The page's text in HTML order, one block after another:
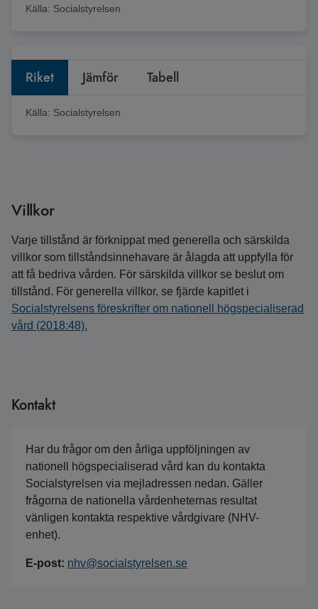
Källa: Socialstyrelsen
Riket Jämför Tabell
Källa: Socialstyrelsen
Villkor
Varje tillstånd är förknippat med generella och särskilda
villkor som tillståndsinnehavare är ålagda att uppfylla för
att få bedriva vården. För särskilda villkor se beslut om
tillstånd. För generella villkor, se fjärde kapitlet i
Socialstyrelsens föreskrifter om nationell högspecialiserad
vård (2018:48).
Kontakt
Har du frågor om den årliga uppföljningen av
nationell högspecialiserad vård kan du kontakta
Socialstyrelsen via mejladressen nedan. Gäller
frågorna de nationella vårdenheternas resultat
vänligen kontakta respektive vårdgivare (NHV-
enhet).
E-post: nhv@socialstyrelsen.se